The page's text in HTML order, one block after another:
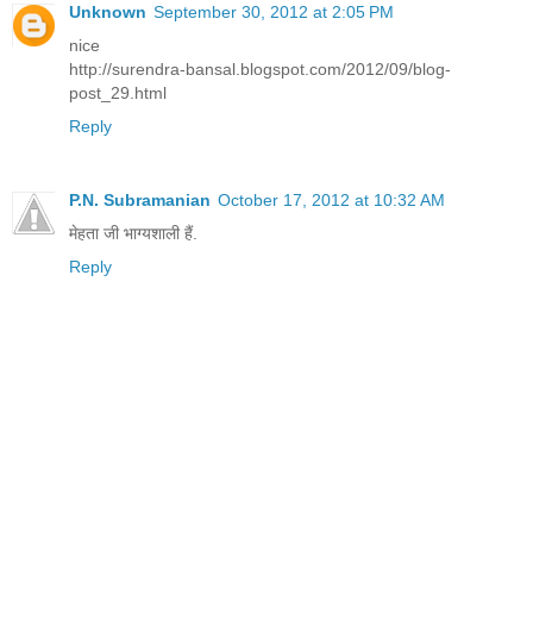
Unknown September 30, 2012 at 2:05 PM
nice
http://surendra-bansal.blogspot.com/2012/09/blog-
post_29.html
Reply
P.N. Subramanian October 17, 2012 at 10:32 AM
मेहता जी भाग्यशाली हैं.
Reply